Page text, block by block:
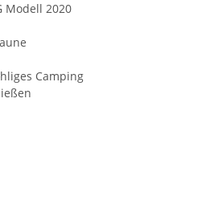
Modell 2020
Camping